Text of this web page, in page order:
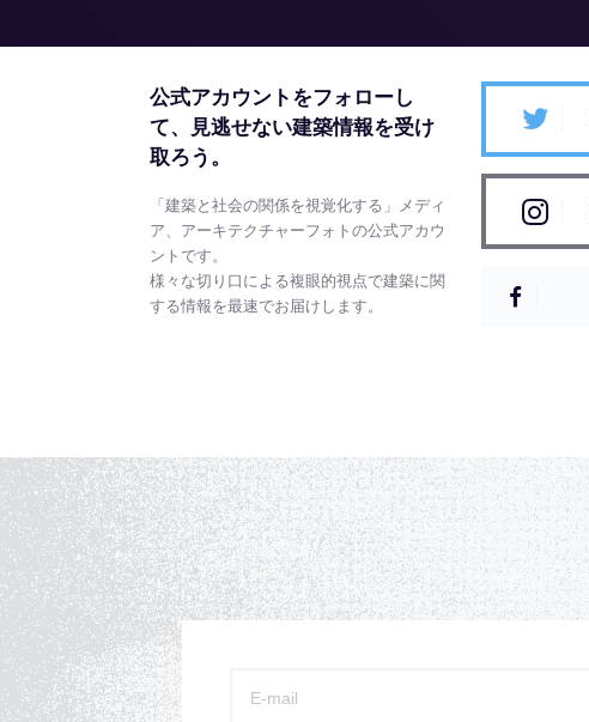
公式アカウントをフォローし
て、
見逃せない建築情報を受け
取ろう。
「建築と社会の関係を視覚化する」メディ
ア、アーキテクチャーフォトの公式アカウ
ントです。
様々な切り口による複眼的視点で建築に関
する情報を最速でお届けします。